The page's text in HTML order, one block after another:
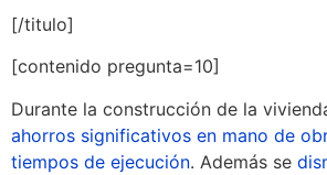
[/titulo]
[contenido pregunta=10]
Durante la construcción de la
ahorros significativos en mano de
tiempos de ejecución. Además se